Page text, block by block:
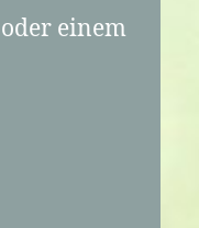
einem